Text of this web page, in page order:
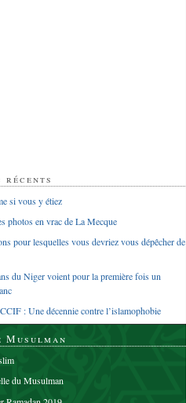
si vous y étiez
photos en vrac de La Mecque
pour lesquelles vous devriez vous dépêcher de
du Niger voient pour la première fois un
: Une décennie contre l’islamophobie
Musulman
du Musulman